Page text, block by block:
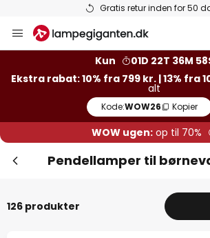
Lagervarer sendes
to
Kun
01D 22T 36M
Ekstra rabat: 10% fra 799 kr. | 13% fra
alt
Kode:WOW26 Kopier
WOW ugen:op til 70%
Pendellamper til
126 produkter